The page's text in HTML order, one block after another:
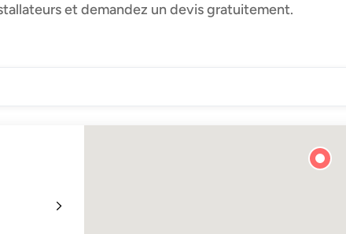
et demandez un devis gratuitement.